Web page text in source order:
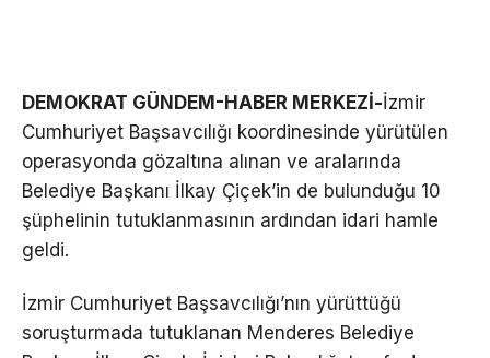
DEMOKRAT GÜNDEM-HABER MERKEZİ-İzmir
Cumhuriyet Başsavcılığı koordinesinde yürütülen
operasyonda gözaltına alınan ve aralarında
Belediye Başkanı İlkay Çiçek’in de bulunduğu 10
şüphelinin tutuklanmasının ardından idari hamle
geldi.
İzmir Cumhuriyet Başsavcılığı’nın yürüttüğü
soruşturmada tutuklanan Menderes Belediye